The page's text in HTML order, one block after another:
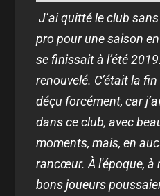
J’ai quitté le club
pro pour une saison
se finissait à l’été
renouvelé. C’était la
déçu forcément, car
dans ce club, avec
moments, mais, en
rancœur. À l'époque, à
bons joueurs